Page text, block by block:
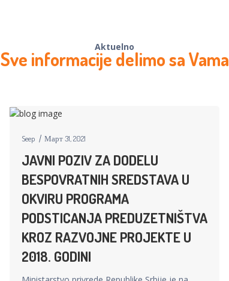
Aktuelno
Sve informacije delimo sa Vama
Seep Март 31, 2021
JAVNI POZIV ZA DODELU
BESPOVRATNIH SREDSTAVA U
OKVIRU PROGRAMA
PODSTICANJA PREDUZETNIŠTVA
KROZ RAZVOJNE PROJEKTE U
2018. GODINI